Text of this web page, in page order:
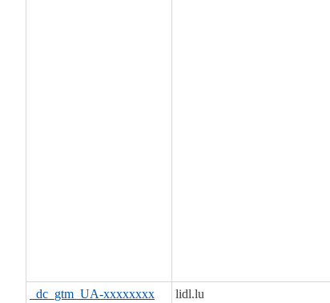
_dc_gtm_UA-xxxxxxxx lidl.lu